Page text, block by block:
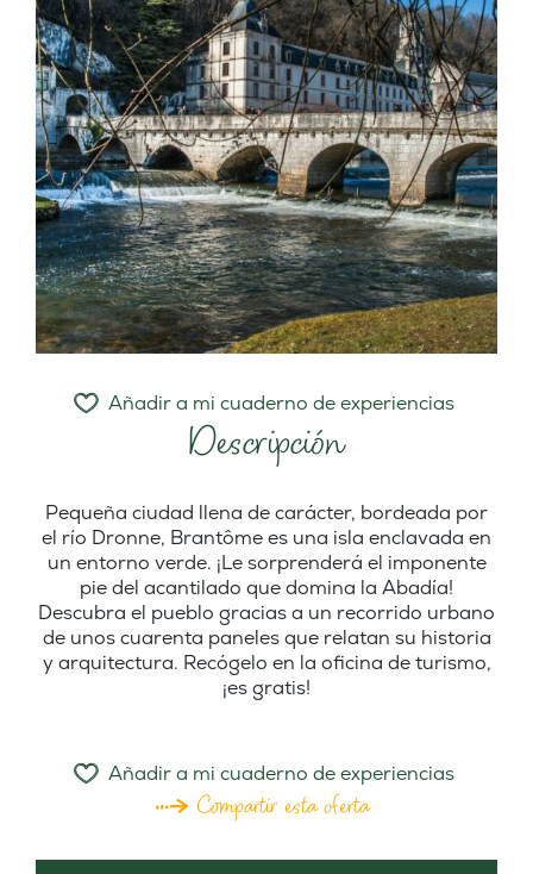
Descripción
Añadir a mi cuaderno de experiencias
Pequeña ciudad llena de carácter, bordeada por
el río Dronne, Brantôme es una isla enclavada en
un entorno verde. ¡Le sorprenderá el imponente
pie del acantilado que domina la Abadía!
Descubra el pueblo gracias a un recorrido urbano
de unos cuarenta paneles que relatan su historia
y arquitectura. Recógelo en la oficina de turismo,
¡es gratis!
Añadir a mi cuaderno de experiencias
Compartir esta oferta